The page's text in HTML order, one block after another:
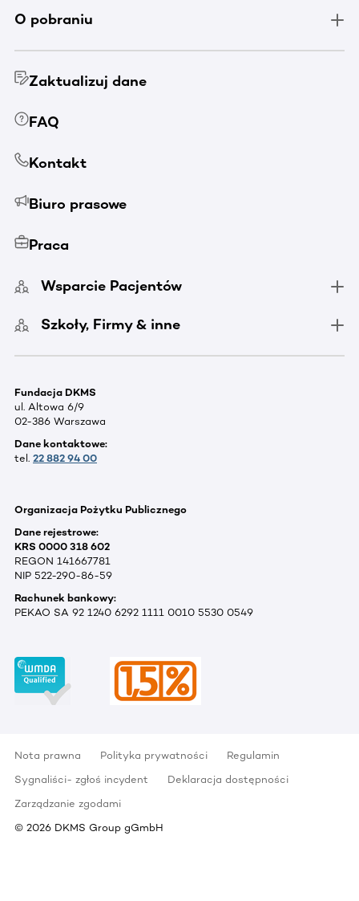
O pobraniu
Zaktualizuj dane
FAQ
Kontakt
Biuro prasowe
Praca
Wsparcie Pacjentów
Szkoły, Firmy & inne
Fundacja DKMS
ul. Altowa 6/9
02-386 Warszawa
Dane kontaktowe:
tel. 22 882 94 00
Organizacja Pożytku Publicznego
Dane rejestrowe:
KRS 0000 318 602
REGON 141667781
NIP 522-290-86-59
Rachunek bankowy:
PEKAO SA 92 1240 6292 1111 0010 5530 0549
Nota prawna Polityka prywatności
Regulamin
Sygnaliści- zgłoś incydent
Deklaracja dostępności
Zarządzanie zgodami
© 2026 DKMS Group gGmbH